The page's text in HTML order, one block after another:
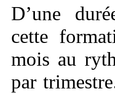
D’une
cette
mois au
par